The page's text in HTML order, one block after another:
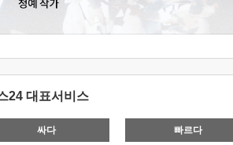
24 대표서비스
싸다 빠르다